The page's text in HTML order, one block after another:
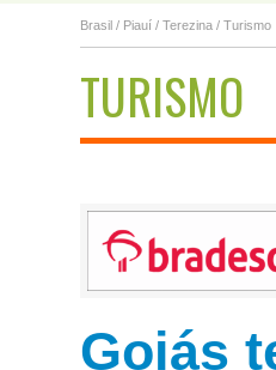
Brasil / Piauí / Terezina / Turismo
TURISMO
Goiás